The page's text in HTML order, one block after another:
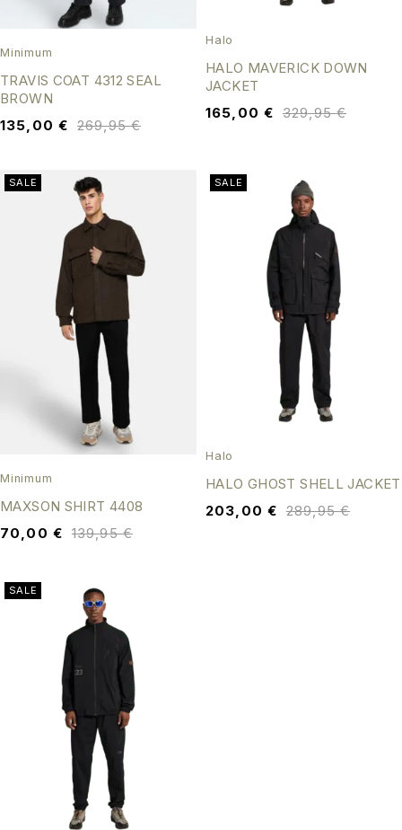
Minimum
TRAVIS COAT 4312 SEAL
BROWN
269,95€
135,00 €
Halo
HALO MAVERICK DOWN
JACKET
329,95€
165,00 €
SALE
Minimum
MAXSON SHIRT 4408
139,95€
70,00 €
SALE
Halo
HALO GHOST SHELL JACKET
289,95€
203,00 €
SALE